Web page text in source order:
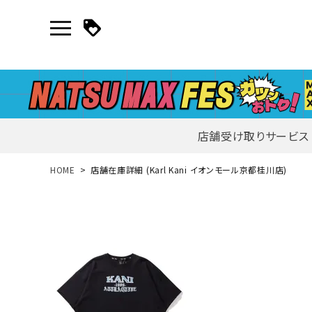
店舗受け取りサービス
新規会員登録｜ログイン
HOME 店舗在庫詳細 (Karl Kani イオンモール京都桂川店)